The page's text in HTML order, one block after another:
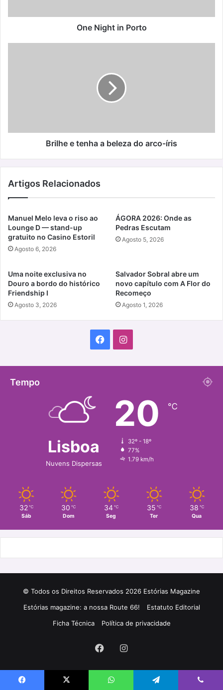
One Night in Porto
Brilhe e tenha a beleza do arco-íris
Artigos Relacionados
Manuel Melo leva o riso ao
Lounge D — stand-up
gratuito no Casino Estoril
Agosto 6, 2026
ÁGORA 2026: Onde as
Pedras Escutam
Agosto 5, 2026
Uma noite exclusiva no
Douro a bordo do histórico
Friendship I
Agosto 3, 2026
Salvador Sobral abre um
novo capítulo com A Flor do
Recomeço
Agosto 1, 2026
FacebookInstagram
Tempo
Lisboa
Nuvens Dispersas
20 ℃
32º - 18º
77%
1.79 km/h
32 ℃
Sáb
30 ℃
Dom
34 ℃
Seg
35 ℃
Ter
38 ℃
Qua
© Todos os Direitos Reservados 2026 Estórias Magazine
Estórias magazine: a nossa Route 66!
Estatuto Editorial
Ficha Técnica
Política de privacidade
FacebookInstagram